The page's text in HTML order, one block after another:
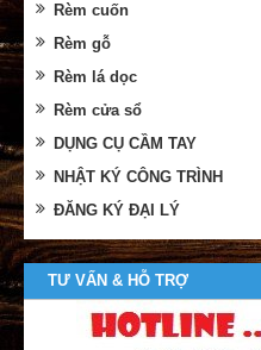
Rèm cuốn
Rèm gỗ
Rèm lá dọc
Rèm cửa sổ
DỤNG CỤ CẦM TAY
NHẬT KÝ CÔNG TRÌNH
ĐĂNG KÝ ĐẠI LÝ
TƯ VẤN & HỖ TRỢ